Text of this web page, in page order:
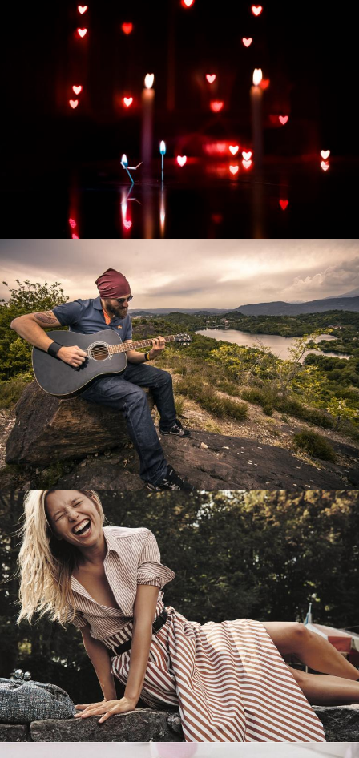
Развитие интернет-магазина "Всё для
праздника"
Смотреть проект
Перевод интернет-магазина
Guitaramania.ru на 1С-Битрикс
Смотреть проект
Имиджевый сайт для сети магазинов
Soho Project
Смотреть проект